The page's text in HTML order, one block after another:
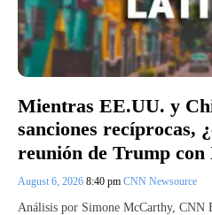
Mientras EE.UU. y
sanciones recíprocas,
reunión de Trump con
August 6, 2026 8:40 pm CNN Newsource
Análisis por Simone McCarthy, CNN